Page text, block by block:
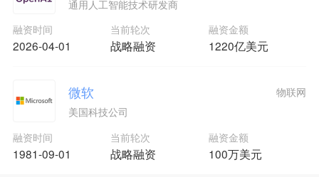
通用人工智能技术研发商
融资时间
2026-04-01
当前轮次
战略融资
融资金额
1220亿美元
微软
美国科技公司
物联网
融资时间
1981-09-01
当前轮次
战略融资
融资金额
100万美元